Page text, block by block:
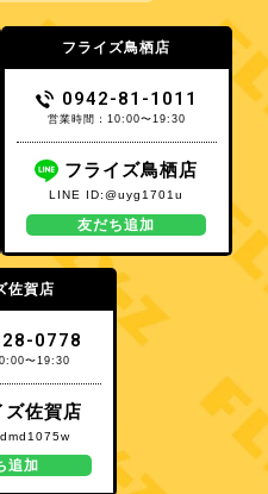
フライズ鳥栖店
0942-81-1011
営業時間：10:00〜19:30
フライズ鳥栖店
LINE ID:@uyg1701u
友だち追加
佐賀店
0778
〜19:30
ズ佐賀店
追加